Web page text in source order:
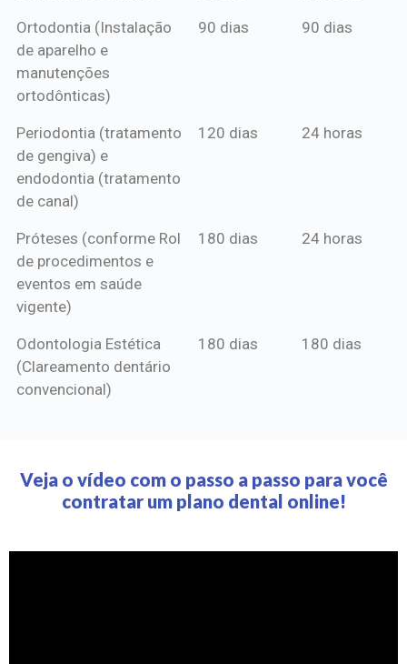
Ortodontia (Instalação
de aparelho e
manutenções
ortodônticas)
90 dias 90 dias
Periodontia (tratamento
de gengiva) e
endodontia (tratamento
de canal)
120 dias 24 horas
Próteses (conforme Rol
de procedimentos e
eventos em saúde
vigente)
180 dias 24 horas
Odontologia Estética
(Clareamento dentário
convencional)
180 dias 180 dias
Veja o vídeo com o passo a passo para você
contratar um plano dental online!